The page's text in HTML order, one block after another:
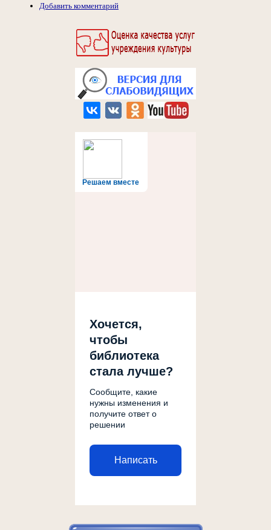
Решаем вместе
Хочется,
чтобы
библиотека
стала лучше?
Сообщите, какие
нужны изменения и
получите ответ о
решении
Написать
Добавить комментарий